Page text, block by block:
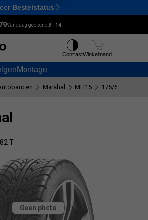
Ctrl M
Bestelstatus
Vandaag geopend:8 - 14
Montage
ContrastWinkelmand
Marshal MH15 175/65 R14 82 T
T
Geen photo